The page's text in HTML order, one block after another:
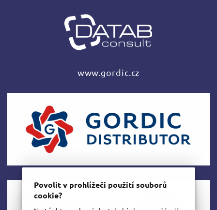
Povolit v prohlížeči použití souborů
cookie?
www.gordic.cz